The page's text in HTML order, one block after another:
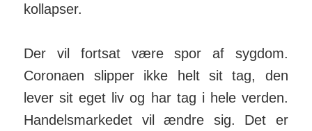
kol­lapser.
Der vil fortsat være spor af sygdom.
Coronaen slipper ikke helt sit tag, den
lever sit eget liv og har tag i hele verden.
Handels­markedet vil ændre sig. Det er